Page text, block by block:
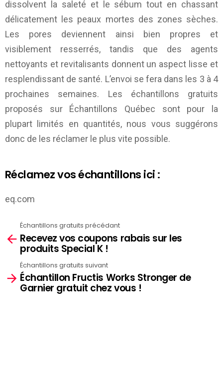
dissolvent la saleté et le sébum tout en chassant
délicatement les peaux mortes des zones sèches.
Les pores deviennent ainsi bien propres et
visiblement resserrés, tandis que des agents
nettoyants et revitalisants donnent un aspect lisse et
resplendissant de santé. L’envoi se fera dans les 3 à 4
prochaines semaines. Les échantillons gratuits
proposés sur Échantillons Québec sont pour la
plupart limités en quantités, nous vous suggérons
donc de les réclamer le plus vite possible.
Réclamez vos échantillons ici :
eq.com
more
Échantillons gratuits précédant
Recevez vos coupons rabais sur les
produits Special K !
Échantillons gratuits suivant
Échantillon Fructis Works Stronger de
Garnier gratuit chez vous !